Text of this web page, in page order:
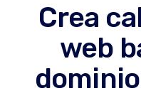
Crea
web
dominio